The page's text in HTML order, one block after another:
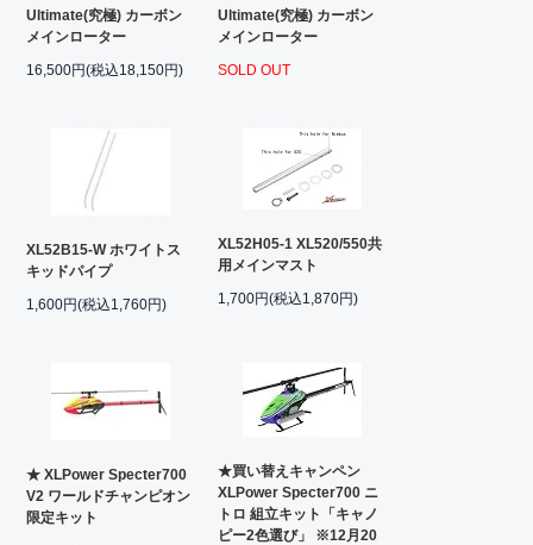
Ultimate(究極) カーボン
メインローター
16,500円(税込18,150円)
Ultimate(究極) カーボン
メインローター
SOLD OUT
XL52B15-W ホワイトス
キッドパイプ
1,600円(税込1,760円)
XL52H05-1 XL520/550共
用メインマスト
1,700円(税込1,870円)
★ XLPower Specter700
V2 ワールドチャンピオン
限定キット
★買い替えキャンペン
XLPower Specter700 ニ
トロ 組立キット「キャノ
ピー2色選び」 ※12月20